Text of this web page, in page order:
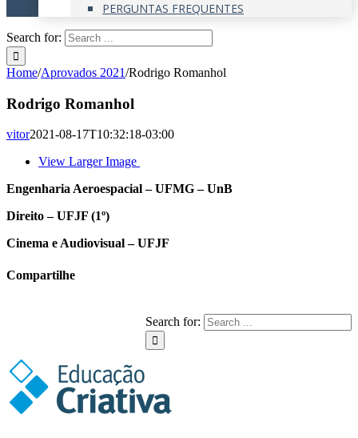
PERGUNTAS FREQUENTES
Search for:
Home/Aprovados 2021/Rodrigo Romanhol
Rodrigo Romanhol
vitor2021-08-17T10:32:18-03:00
View Larger Image
Engenharia Aeroespacial – UFMG – UnB
Direito – UFJF (1º)
Cinema e Audiovisual – UFJF
Compartilhe
Search for: